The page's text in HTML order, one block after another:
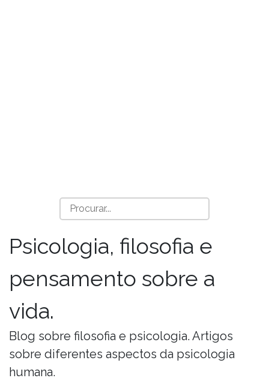
Psicologia, filosofia e
pensamento sobre a
vida.
Blog sobre filosofia e psicologia. Artigos
sobre diferentes aspectos da psicologia
humana.